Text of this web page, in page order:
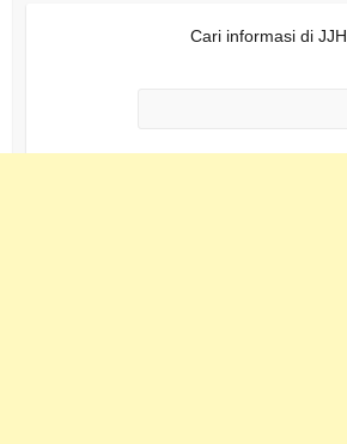
Cari informasi di JJH